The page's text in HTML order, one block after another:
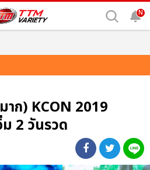
N
ก) KCON 2019
2 วันรวด